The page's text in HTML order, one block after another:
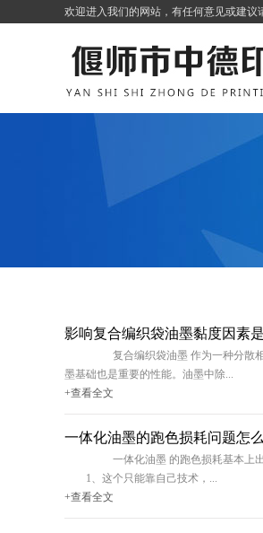
欢迎进入我们的网站，有任何意见或建议
影响复合编织袋油墨黏度因素
复合编织袋油墨 作为一种分散相的颜
墨基础也是重要的性能。油墨中除...
+查看全文
一体化油墨的跑色损耗问题怎
一体化油墨 的跑色损耗基本上出现印
1、这个只能靠自己技术，...
+查看全文